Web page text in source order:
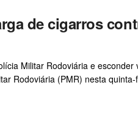
de cigarros
Militar Rodoviária e
Rodoviária (PMR) nesta